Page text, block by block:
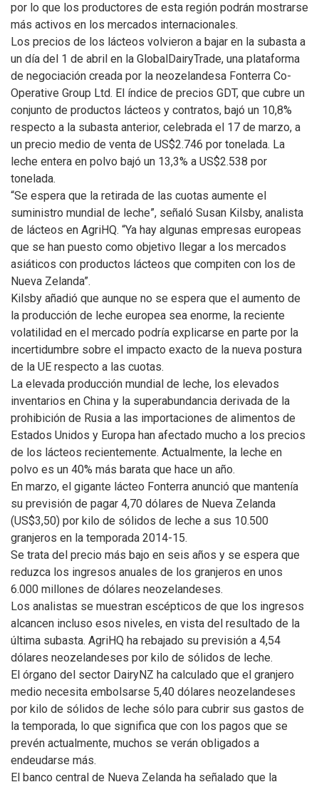
por lo que los productores de esta región podrán mostrarse
más activos en los mercados internacionales.
Los precios de los lácteos volvieron a bajar en la subasta a
un día del 1 de abril en la GlobalDairyTrade, una plataforma
de negociación creada por la neozelandesa Fonterra Co-
Operative Group Ltd. El índice de precios GDT, que cubre un
conjunto de productos lácteos y contratos, bajó un 10,8%
respecto a la subasta anterior, celebrada el 17 de marzo, a
un precio medio de venta de US$2.746 por tonelada. La
leche entera en polvo bajó un 13,3% a US$2.538 por
tonelada.
“Se espera que la retirada de las cuotas aumente el
suministro mundial de leche”, señaló Susan Kilsby, analista
de lácteos en AgriHQ. “Ya hay algunas empresas europeas
que se han puesto como objetivo llegar a los mercados
asiáticos con productos lácteos que compiten con los de
Nueva Zelanda”.
Kilsby añadió que aunque no se espera que el aumento de
la producción de leche europea sea enorme, la reciente
volatilidad en el mercado podría explicarse en parte por la
incertidumbre sobre el impacto exacto de la nueva postura
de la UE respecto a las cuotas.
La elevada producción mundial de leche, los elevados
inventarios en China y la superabundancia derivada de la
prohibición de Rusia a las importaciones de alimentos de
Estados Unidos y Europa han afectado mucho a los precios
de los lácteos recientemente. Actualmente, la leche en
polvo es un 40% más barata que hace un año.
En marzo, el gigante lácteo Fonterra anunció que mantenía
su previsión de pagar 4,70 dólares de Nueva Zelanda
(US$3,50) por kilo de sólidos de leche a sus 10.500
granjeros en la temporada 2014-15.
Se trata del precio más bajo en seis años y se espera que
reduzca los ingresos anuales de los granjeros en unos
6.000 millones de dólares neozelandeses.
Los analistas se muestran escépticos de que los ingresos
alcancen incluso esos niveles, en vista del resultado de la
última subasta. AgriHQ ha rebajado su previsión a 4,54
dólares neozelandeses por kilo de sólidos de leche.
El órgano del sector DairyNZ ha calculado que el granjero
medio necesita embolsarse 5,40 dólares neozelandeses
por kilo de sólidos de leche sólo para cubrir sus gastos de
la temporada, lo que significa que con los pagos que se
prevén actualmente, muchos se verán obligados a
endeudarse más.
El banco central de Nueva Zelanda ha señalado que la